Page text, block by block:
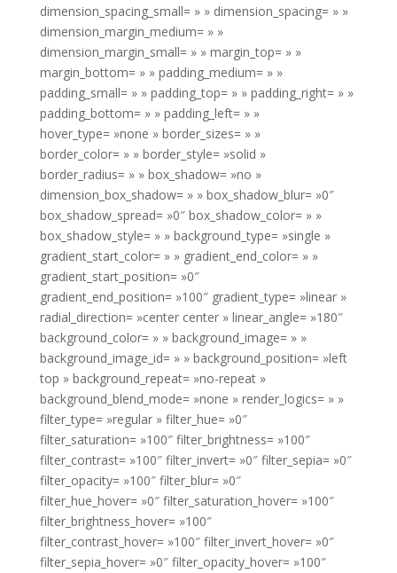
dimension_spacing_small= » » dimension_spacing= » »
dimension_margin_medium= » »
dimension_margin_small= » » margin_top= » »
margin_bottom= » » padding_medium= » »
padding_small= » » padding_top= » » padding_right= » »
padding_bottom= » » padding_left= » »
hover_type= »none » border_sizes= » »
border_color= » » border_style= »solid »
border_radius= » » box_shadow= »no »
dimension_box_shadow= » » box_shadow_blur= »0″
box_shadow_spread= »0″ box_shadow_color= » »
box_shadow_style= » » background_type= »single »
gradient_start_color= » » gradient_end_color= » »
gradient_start_position= »0″
gradient_end_position= »100″ gradient_type= »linear »
radial_direction= »center center » linear_angle= »180″
background_color= » » background_image= » »
background_image_id= » » background_position= »left
top » background_repeat= »no-repeat »
background_blend_mode= »none » render_logics= » »
filter_type= »regular » filter_hue= »0″
filter_saturation= »100″ filter_brightness= »100″
filter_contrast= »100″ filter_invert= »0″ filter_sepia= »0″
filter_opacity= »100″ filter_blur= »0″
filter_hue_hover= »0″ filter_saturation_hover= »100″
filter_brightness_hover= »100″
filter_contrast_hover= »100″ filter_invert_hover= »0″
filter_sepia_hover= »0″ filter_opacity_hover= »100″